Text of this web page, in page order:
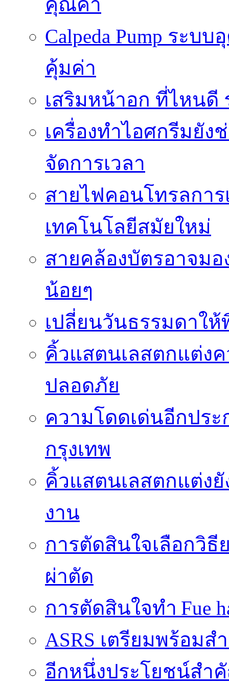
Calpeda Pump ระบ
คุ้มค่า
เสริมหน้าอก ที่ไหนดี
เครื่องทำไอศกรีมยัง
จัดการเวลา
สายไฟคอนโทรลกา
เทคโนโลยีสมัยใหม่
สายคล้องบัตรอาจมอ
น้อยๆ
เปลี่ยนวันธรรมดาใ
คิ้วแสตนเลสตกแต่ง
ปลอดภัย
ความโดดเด่นอีกปร
กรุงเทพ
คิ้วแสตนเลสตกแต่ง
งาน
การตัดสินใจเลือกวิ
ผ่าตัด
การตัดสินใจทำ Fue
ASRS เตรียมพร้อม
อีกหนึ่งประโยชน์สำคั